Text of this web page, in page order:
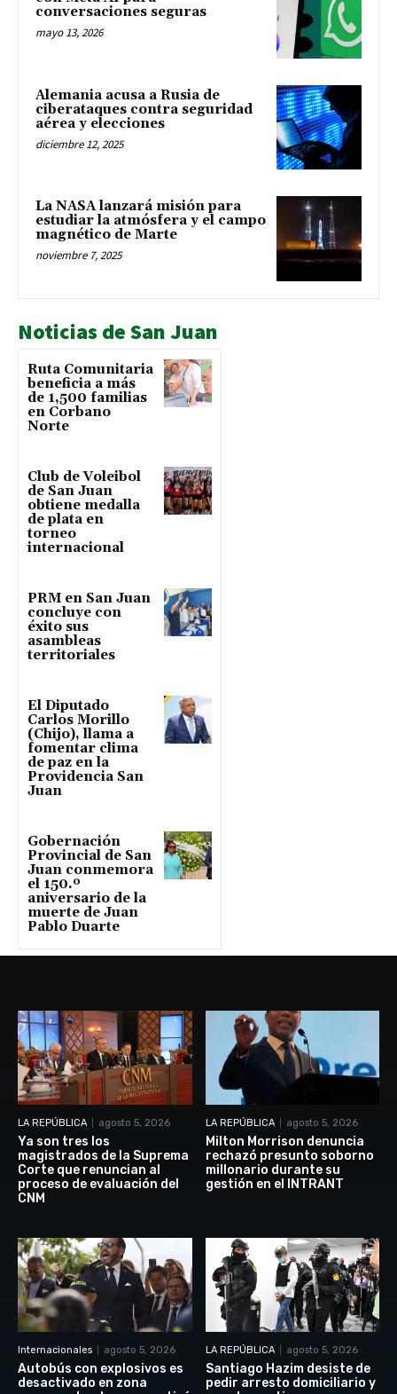
conversaciones seguras
mayo 13, 2026
Alemania acusa a Rusia de
ciberataques contra seguridad
aérea y elecciones
diciembre 12, 2025
La NASA lanzará misión para
estudiar la atmósfera y el campo
magnético de Marte
noviembre 7, 2025
Noticias de San Juan
Ruta Comunitaria
beneficia a más
de 1,500 familias
en Corbano
Norte
Club de Voleibol
de San Juan
obtiene medalla
de plata en
torneo
internacional
PRM en San Juan
concluye con
éxito sus
asambleas
territoriales
El Diputado
Carlos Morillo
(Chijo), llama a
fomentar clima
de paz en la
Providencia San
Juan
Gobernación
Provincial de San
Juan conmemora
el 150.º
aniversario de la
muerte de Juan
Pablo Duarte
LA REPÚBLICA agosto 5, 2026
Ya son tres los
magistrados de la Suprema
Corte que renuncian al
proceso de evaluación del
CNM
LA REPÚBLICA agosto 5, 2026
Milton Morrison denuncia
rechazó presunto soborno
millonario durante su
gestión en el INTRANT
Internacionales agosto 5, 2026
Autobús con explosivos es
desactivado en zona
LA REPÚBLICA agosto 5, 2026
Santiago Hazim desiste de
pedir arresto domiciliario y